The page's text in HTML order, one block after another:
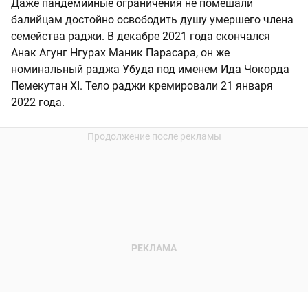
Даже пандемийные ограничения не помешали
балийцам достойно освободить душу умершего члена
семейства раджи. В декабре 2021 года скончался
Анак Агунг Нгурах Маник Парасара, он же
номинальный раджа Убуда под именем Ида Чокорда
Пемекутан XI. Тело раджи кремировали 21 января
2022 года.